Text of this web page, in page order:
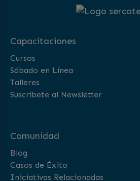
Capacitaciones
Cursos
Sábado en Línea
Talleres
Suscríbete al Newsletter
Comunidad
Blog
Casos de Éxito
Iniciativas Relacionadas